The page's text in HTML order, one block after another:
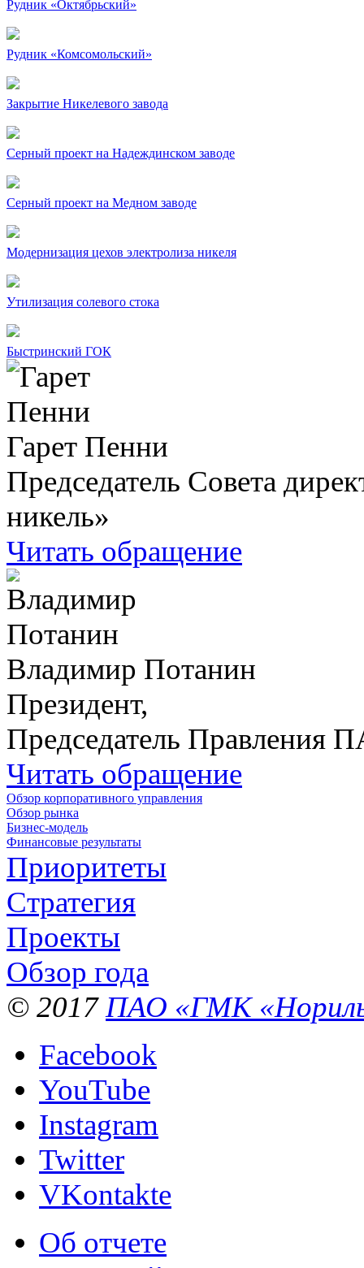
Рудник «Октябрьский»
Рудник «Комсомольский»
Закрытие Никелевого завода
Серный проект на Надеждинском заводе
Серный проект на Медном заводе
Модернизация цехов электролиза никеля
Утилизация солевого стока
Быстринский ГОК
Гарет Пенни
Председатель Совета
никель»
Читать обращение
Владимир Потанин
Президент,
Председатель Правления
Читать обращение
Обзор корпоративного управления
Обзор рынка
Бизнес-модель
Финансовые результаты
Приоритеты
Стратегия
Проекты
Обзор года
© 2017 ПАО «ГМК
Facebook
YouTube
Instagram
Twitter
VKontakte
Об отчете